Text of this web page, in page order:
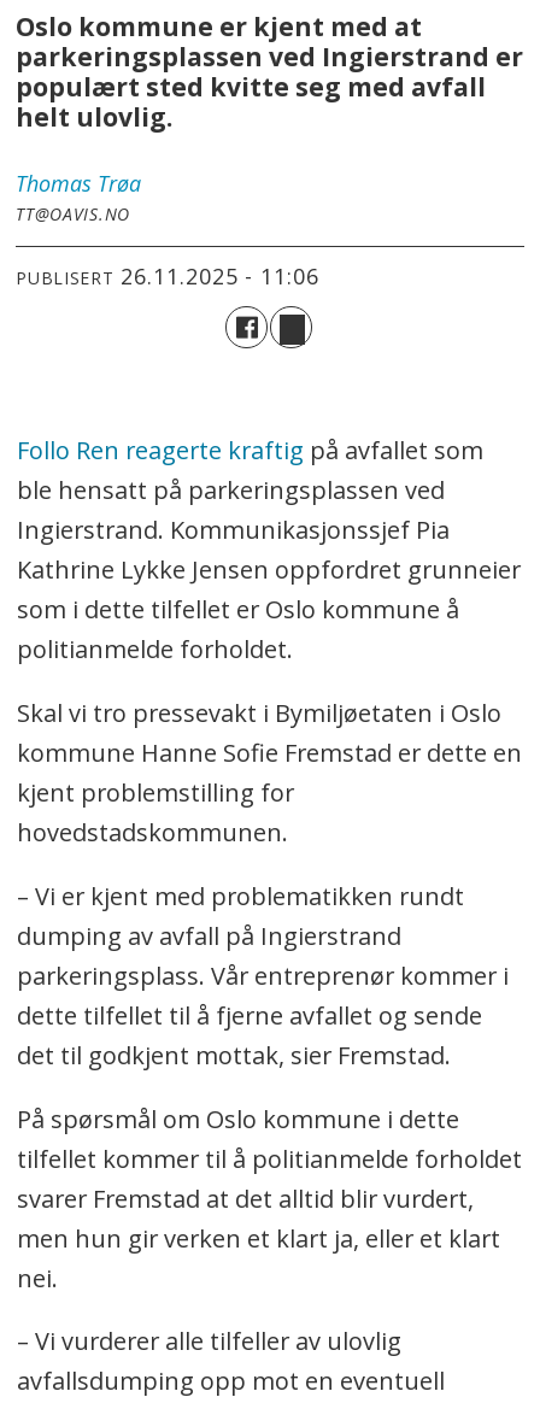
Oslo kommune er kjent med at
parkeringsplassen ved Ingierstrand er
populært sted kvitte seg med avfall
helt ulovlig.
Thomas Trøa
TT@OAVIS.NO
PUBLISERT 26.11.2025 - 11:06
Follo Ren reagerte kraftig på avfallet som
ble hensatt på parkeringsplassen ved
Ingierstrand. Kommunikasjonssjef Pia
Kathrine Lykke Jensen oppfordret grunneier
som i dette tilfellet er Oslo kommune å
politianmelde forholdet.
Skal vi tro pressevakt i Bymiljøetaten i Oslo
kommune Hanne Sofie Fremstad er dette en
kjent problemstilling for
hovedstadskommunen.
– Vi er kjent med problematikken rundt
dumping av avfall på Ingierstrand
parkeringsplass. Vår entreprenør kommer i
dette tilfellet til å fjerne avfallet og sende
det til godkjent mottak, sier Fremstad.
På spørsmål om Oslo kommune i dette
tilfellet kommer til å politianmelde forholdet
svarer Fremstad at det alltid blir vurdert,
men hun gir verken et klart ja, eller et klart
nei.
– Vi vurderer alle tilfeller av ulovlig
avfallsdumping opp mot en eventuell